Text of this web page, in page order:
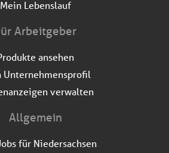
Mein Lebenslauf
Arbeitgeber
ansehen
Unternehmensprofil
verwalten
Allgemein
für Niedersachsen